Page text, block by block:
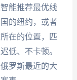
能推荐最优线
的纽约，或者
在的位置，匹
低、不卡顿。
罗斯最近的大